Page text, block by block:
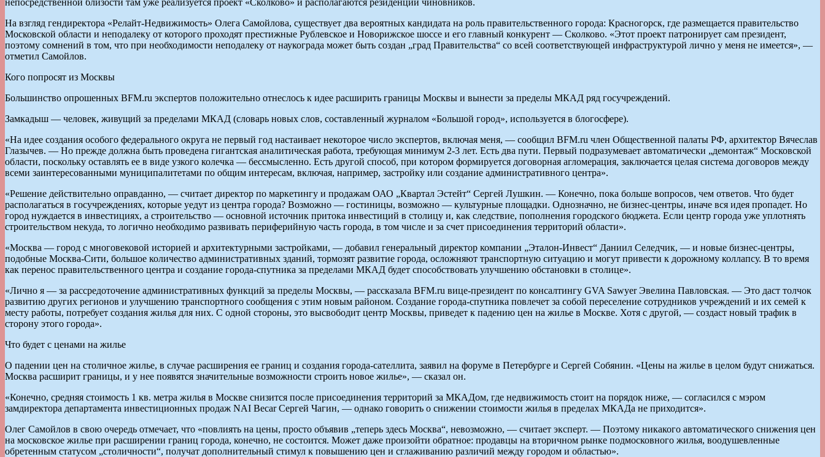
На взгляд гендиректора «Релайт-Недвижимость» Олега Самойлова, существует два вероятных кандидата на роль правительственного города: Красногорск, где размещается правительство
Московской области и неподалеку от которого проходят престижные Рублевское и Новорижское шоссе и его главный конкурент — Сколково. «Этот проект патронирует сам президент,
поэтому сомнений в том, что при необходимости неподалеку от наукограда может быть создан „град Правительства“ со всей соответствующей инфраструктурой лично у меня не имеется», —
отметил Самойлов.
Кого попросят из Москвы
Большинство опрошенных BFM.ru экспертов положительно отнеслось к идее расширить границы Москвы и вынести за пределы МКАД ряд госучреждений.
Замкадыш — человек, живущий за пределами МКАД (словарь новых слов, составленный журналом «Большой город», используется в блогосфере).
«На идее создания особого федерального округа не первый год настаивает некоторое число экспертов, включая меня, — сообщил BFM.ru член Общественной палаты РФ, архитектор Вячеслав
Глазычев. — Но прежде должна быть проведена гигантская аналитическая работа, требующая минимум 2-3 лет. Есть два пути. Первый подразумевает автоматически „демонтаж“ Московской
области, поскольку оставлять ее в виде узкого колечка — бессмысленно. Есть другой способ, при котором формируется договорная агломерация, заключается целая система договоров между
всеми заинтересованными муниципалитетами по общим интересам, включая, например, застройку или создание административного центра».
«Решение действительно оправданно, — считает директор по маркетингу и продажам ОАО „Квартал Эстейт“ Сергей Лушкин. — Конечно, пока больше вопросов, чем ответов. Что будет
располагаться в госучреждениях, которые уедут из центра города? Возможно — гостиницы, возможно — культурные площадки. Однозначно, не бизнес-центры, иначе вся идея пропадет. Но
город нуждается в инвестициях, а строительство — основной источник притока инвестиций в столицу и, как следствие, пополнения городского бюджета. Если центр города уже уплотнять
строительством некуда, то логично необходимо развивать периферийную часть города, в том числе и за счет присоединения территорий области».
«Москва — город с многовековой историей и архитектурными застройками, — добавил генеральный директор компании „Эталон-Инвест“ Даниил Селедчик, — и новые бизнес-центры,
подобные Москва-Сити, большое количество административных зданий, тормозят развитие города, осложняют транспортную ситуацию и могут привести к дорожному коллапсу. В то время
как перенос правительственного центра и создание города-спутника за пределами МКАД будет способствовать улучшению обстановки в столице».
«Лично я — за рассредоточение административных функций за пределы Москвы, — рассказала BFM.ru вице-президент по консалтингу GVA Sawyer Эвелина Павловская. — Это даст толчок
развитию других регионов и улучшению транспортного сообщения с этим новым районом. Создание города-спутника повлечет за собой переселение сотрудников учреждений и их семей к
месту работы, потребует создания жилья для них. С одной стороны, это высвободит центр Москвы, приведет к падению цен на жилье в Москве. Хотя с другой, — создаст новый трафик в
сторону этого города».
Что будет с ценами на жилье
О падении цен на столичное жилье, в случае расширения ее границ и создания города-сателлита, заявил на форуме в Петербурге и Сергей Собянин. «Цены на жилье в целом будут снижаться.
Москва расширит границы, и у нее появятся значительные возможности строить новое жилье», — сказал он.
«Конечно, средняя стоимость 1 кв. метра жилья в Москве снизится после присоединения территорий за МКАДом, где недвижимость стоит на порядок ниже, — согласился с мэром
замдиректора департамента инвестиционных продаж NAI Becar Сергей Чагин, — однако говорить о снижении стоимости жилья в пределах МКАДа не приходится».
Олег Самойлов в свою очередь отмечает, что «повлиять на цены, просто объявив „теперь здесь Москва“, невозможно, — считает эксперт. — Поэтому никакого автоматического снижения цен
на московское жилье при расширении границ города, конечно, не состоится. Может даже произойти обратное: продавцы на вторичном рынке подмосковного жилья, воодушевленные
обретенным статусом „столичности“, получат дополнительный стимул к повышению цен и сглаживанию различий между городом и областью».